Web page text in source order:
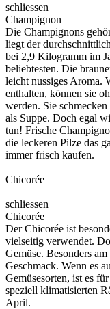
schliessen
Champignon
Die Champignons
liegt der
bei 2,9 Kilogramm im
beliebtesten. Die
leicht nussiges Aroma.
enthalten, können sie
werden. Sie
als Suppe. Doch egal
tun! Frische
die leckeren Pilze das
immer frisch kaufen.
Chicorée
schliessen
Chicorée
Der Chicorée ist
vielseitig verwendet.
Gemüse. Besonders
Geschmack. Wenn es
Gemüsesorten, ist es
speziell klimatisierten
April.